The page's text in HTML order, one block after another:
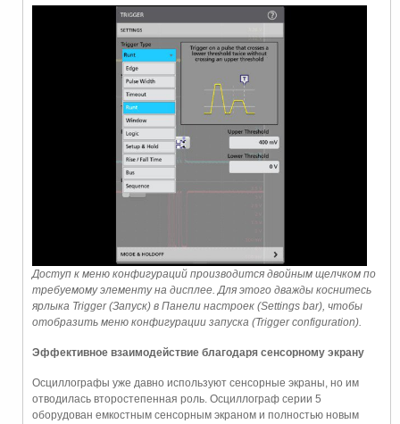
Доступ к меню конфигураций производится двойным щелчком по
требуемому элементу на дисплее. Для этого дважды коснитесь
ярлыка Trigger (Запуск) в Панели настроек (Settings bar), чтобы
отобразить меню конфигурации запуска (Trigger configuration).
Эффективное взаимодействие благодаря сенсорному экрану
Осциллографы уже давно используют сенсорные экраны, но им
отводилась второстепенная роль. Осциллограф серии 5
оборудован емкостным сенсорным экраном и полностью новым